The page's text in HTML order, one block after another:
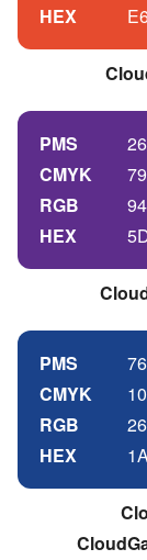
HEX
PMS
CMYK
RGB
HEX
PMS
CMYK
RGB
HEX